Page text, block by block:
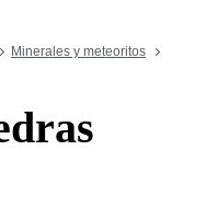
Minerales y meteoritos